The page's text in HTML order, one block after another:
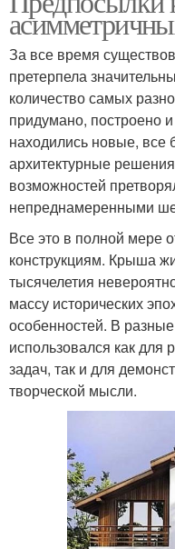
За все время
претерпела
количество самых
придумано, построено
находились новые,
архитектурные
возможностей
непреднамеренными
Все это в полной мере
конструкциям. Крыша
тысячелетия
массу исторических
особенностей. В
использовался как для
задач, так и для
творческой мысли.